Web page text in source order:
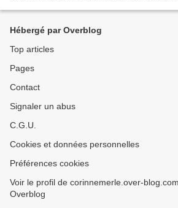
Hébergé par Overblog
Top articles
Pages
Contact
Signaler un abus
C.G.U.
Cookies et données personnelles
Préférences cookies
Voir le profil de corinnemerle.over-
Overblog